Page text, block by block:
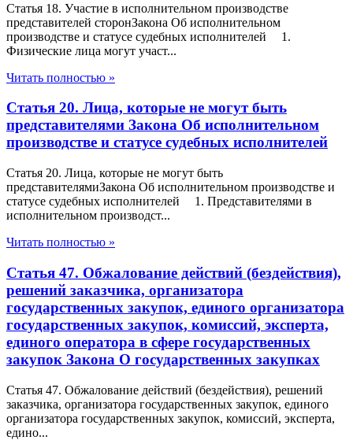
Статья 18. Участие в исполнительном производстве
представителей сторонЗакона Об исполнительном
производстве и статусе судебных исполнителей 1.
Физические лица могут участ...
Читать полностью »
Статья 20. Лица, которые не могут быть
представителями Закона Об исполнительном
производстве и статусе судебных исполнителей
Статья 20. Лица, которые не могут быть
представителямиЗакона Об исполнительном производстве и
статусе судебных исполнителей 1. Представителями в
исполнительном производст...
Читать полностью »
Статья 47. Обжалование действий (бездействия),
решений заказчика, организатора
государственных закупок, единого организатора
государственных закупок, комиссий, эксперта,
единого оператора в сфере государственных
закупок Закона О государственных закупках
Статья 47. Обжалование действий (бездействия), решений
заказчика, организатора государственных закупок, единого
организатора государственных закупок, комиссий, эксперта,
едино...